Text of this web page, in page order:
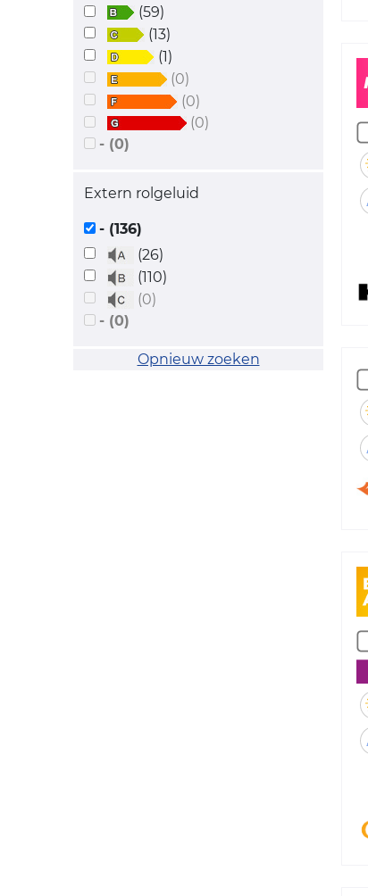
(59)
(13)
(1)
(0)
(0)
(0)
- (0)
Extern rolgeluid
- (136)
(26)
(110)
(0)
- (0)
Opnieuw zoeken